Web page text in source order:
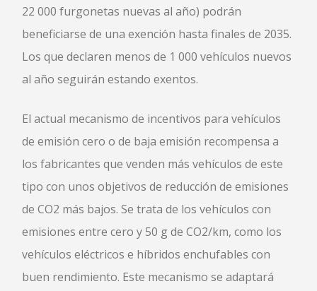
22 000 furgonetas nuevas al año) podrán
beneficiarse de una exención hasta finales de 2035.
Los que declaren menos de 1 000 vehículos nuevos
al año seguirán estando exentos.
El actual mecanismo de incentivos para vehículos
de emisión cero o de baja emisión recompensa a
los fabricantes que venden más vehículos de este
tipo con unos objetivos de reducción de emisiones
de CO2 más bajos. Se trata de los vehículos con
emisiones entre cero y 50 g de CO2/km, como los
vehículos eléctricos e híbridos enchufables con
buen rendimiento. Este mecanismo se adaptará